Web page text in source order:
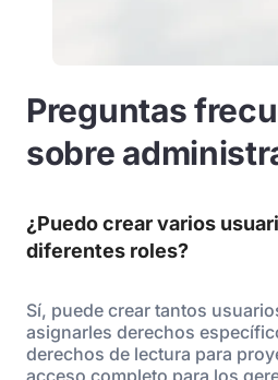
Preguntas
sobre
¿Puedo crear varios
diferentes roles?
Sí, puede crear tantos
asignarles derechos
derechos de lectura para
acceso completo para los